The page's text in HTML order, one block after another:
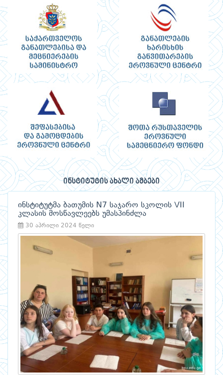
ინსტიტუტის ახალი ამბები
ინსტიტუტმა ბათუმის N7 საჯარო სკოლის VII
კლასის მოსწავლეებს უმასპინძლა
30 აპრილი 2024 წელი